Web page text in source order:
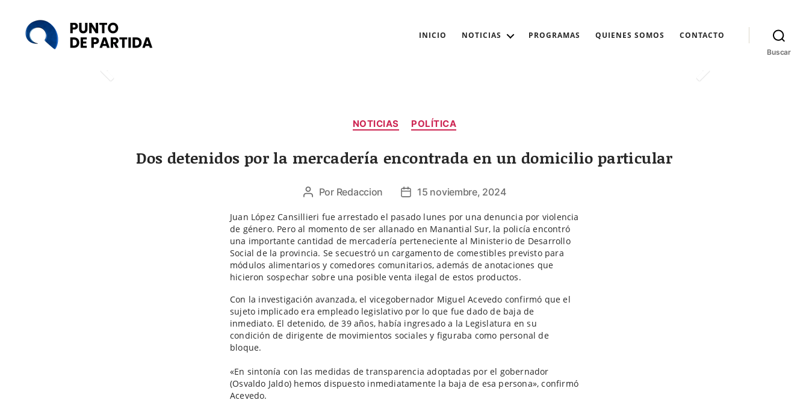
INICIO NOTICIAS PROGRAMAS QUIENES SOMOS CONTACTO
Buscar
NOTICIAS POLÍTICA
Dos detenidos por la mercadería encontrada en un domicilio particular
Autor
la
entrada
Por Redaccion
Fecha
la
entrada
15 noviembre, 2024
Juan López Cansillieri fue arrestado el pasado lunes por una denuncia por violencia
de género. Pero al momento de ser allanado en Manantial Sur, la policía encontró
una importante cantidad de mercadería perteneciente al Ministerio de Desarrollo
Social de la provincia. Se secuestró un cargamento de comestibles previsto para
módulos alimentarios y comedores comunitarios, además de anotaciones que
hicieron sospechar sobre una posible venta ilegal de estos productos.
Con la investigación avanzada, el vicegobernador Miguel Acevedo confirmó que el
sujeto implicado era empleado legislativo por lo que fue dado de baja de
inmediato. El detenido, de 39 años, había ingresado a la Legislatura en su
condición de dirigente de movimientos sociales y figuraba como personal de
bloque.
«En sintonía con las medidas de transparencia adoptadas por el gobernador
(Osvaldo Jaldo) hemos dispuesto inmediatamente la baja de esa persona», confirmó
Acevedo.